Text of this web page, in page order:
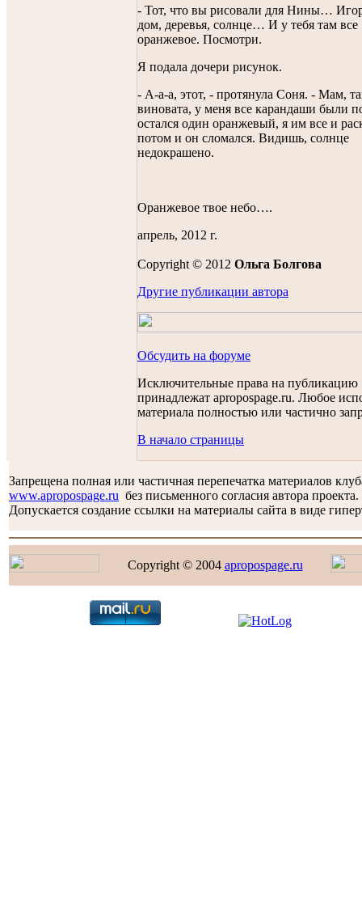
- Тот, что вы рисовали для Нины…
дом, деревья, солнце… И у тебя там все
оранжевое. Посмотри.
Я подала дочери рисунок.
- А-а-а, этот, - протянула Соня. - Мам,
виновата, у меня все карандаши были
остался один оранжевый, я им все и
потом и он сломался. Видишь, солнце
недокрашено.
Оранжевое твое небо….
апрель, 2012 г.
Copyright © 2012 Ольга Болгова
Другие публикации автора
Обсудить на форуме
Исключительные права на публикацию
принадлежат apropospage.ru. Любое
материала полностью или частично
В начало страницы
Запрещена полная или частичная перепечатка материалов
www.apropospage.ru без письменного согласия автора проекта.
Допускается создание ссылки на материалы сайта в виде
Copyright © 2004 apropospage.ru